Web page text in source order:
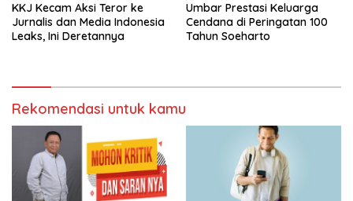
KKJ Kecam Aksi Teror ke
Jurnalis dan Media Indonesia
Leaks, Ini Deretannya
Umbar Prestasi Keluarga
Cendana di Peringatan 100
Tahun Soeharto
Rekomendasi untuk kamu